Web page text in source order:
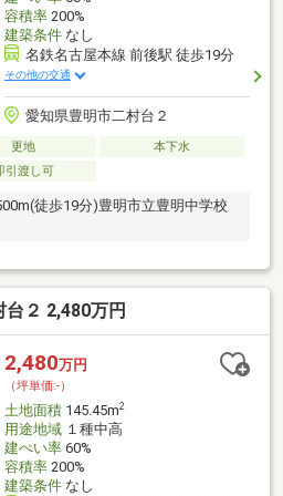
容積率200%
建築条件なし
名鉄名古屋本線 前後駅 徒歩19分
その他の交通
愛知県豊明市二村台２
更地
本下水
引渡し可
徒歩19分)豊明市立豊明中学校
２ 2,480万円
2,480万円
（坪単価:-）
土地面積145.45m2
用途地域１種中高
建ぺい率60%
容積率200%
建築条件なし